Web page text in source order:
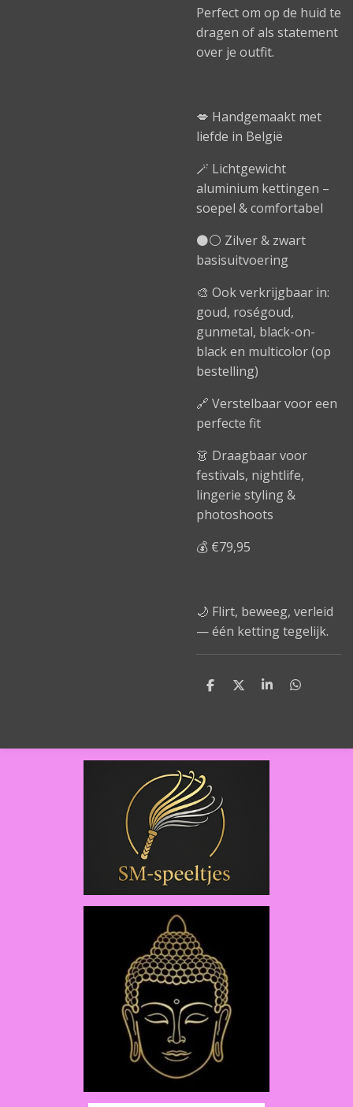
Perfect om op de huid te
dragen of als statement
over je outfit.
💋 Handgemaakt met
liefde in België
🪄 Lichtgewicht
aluminium kettingen –
soepel & comfortabel
⚫⚪ Zilver & zwart
basisuitvoering
🎨 Ook verkrijgbaar in:
goud, roségoud,
gunmetal, black-on-
black en multicolor (op
bestelling)
🔗 Verstelbaar voor een
perfecte fit
👗 Draagbaar voor
festivals, nightlife,
lingerie styling &
photoshoots
💰 €79,95
🌙 Flirt, beweeg, verleid
— één ketting tegelijk.
D
D
S
D